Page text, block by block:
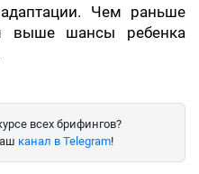
Чем раньше
выше шансы ребенка
всех брифингов?
канал в Telegram!